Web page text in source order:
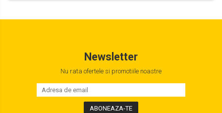
Newsletter
Nu rata ofertele si promotiile noastre